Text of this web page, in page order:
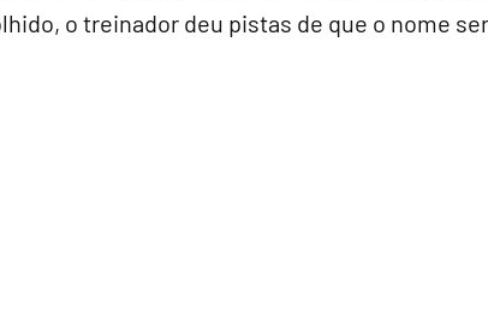
o treinador deu pistas de que o nome